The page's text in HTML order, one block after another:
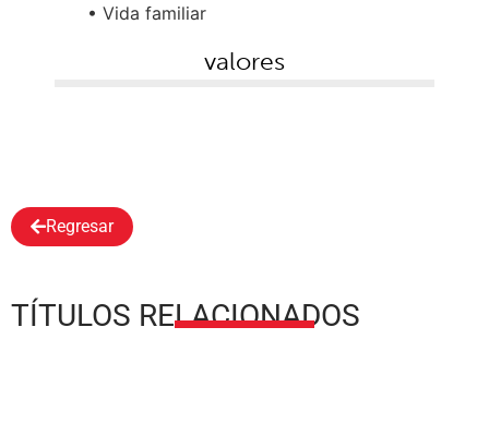
valores
• Vida familiar
Regresar
TÍTULOS RELACIONADOS